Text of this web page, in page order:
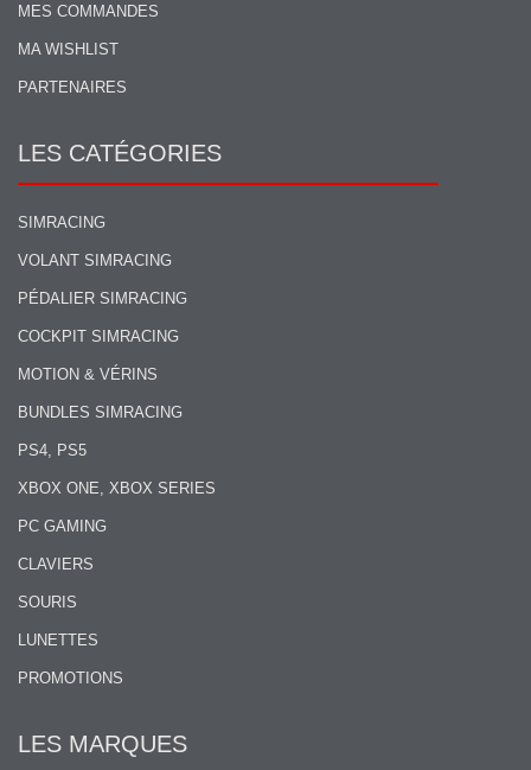
MES COMMANDES
MA WISHLIST
PARTENAIRES
LES CATÉGORIES
SIMRACING
VOLANT SIMRACING
PÉDALIER SIMRACING
COCKPIT SIMRACING
MOTION & VÉRINS
BUNDLES SIMRACING
PS4, PS5
XBOX ONE, XBOX SERIES
PC GAMING
CLAVIERS
SOURIS
LUNETTES
PROMOTIONS
LES MARQUES